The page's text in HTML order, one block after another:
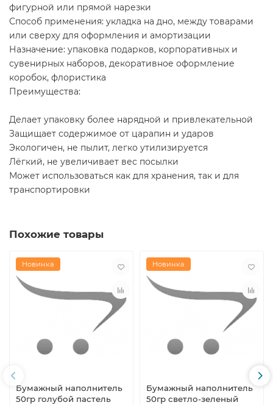
фигурной или прямой нарезки
Способ применения: укладка на дно, между товарами
или сверху для оформления и амортизации
Назначение: упаковка подарков, корпоративных и
сувенирных наборов, декоративное оформление
коробок, флористика
Преимущества:
Делает упаковку более нарядной и привлекательной
Защищает содержимое от царапин и ударов
Экологичен, не пылит, легко утилизируется
Лёгкий, не увеличивает вес посылки
Может использоваться как для хранения, так и для
транспортировки
Похожие товары
Новинка
Бумажный наполнитель
50гр голубой пастель
Новинка
Бумажный наполнитель
50гр светло-зеленый